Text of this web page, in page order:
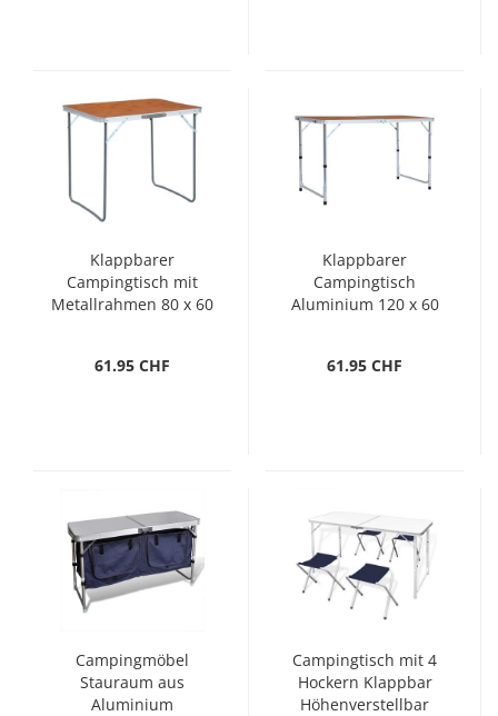
Klappbarer
Campingtisch mit
Metallrahmen 80 x 60
61.95 CHF
Klappbarer
Campingtisch
Aluminium 120 x 60
61.95 CHF
Campingmöbel
Stauraum aus
Aluminium
Campingtisch mit 4
Hockern Klappbar
Höhenverstellbar